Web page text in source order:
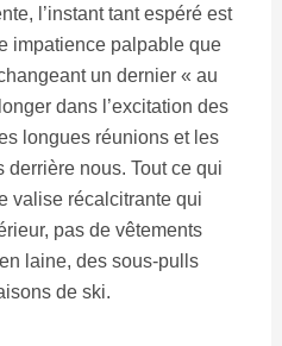
l’instant tant espéré est
impatience palpable que
un dernier « au
dans l’excitation des
longues réunions et les
nous. Tout ce qui
valise récalcitrante qui
pas de vêtements
laine, des sous-pulls
de ski.